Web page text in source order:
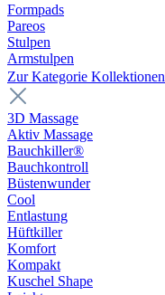
Formpads
Pareos
Stulpen
Armstulpen
Zur Kategorie Kollektionen
3D Massage
Aktiv Massage
Bauchkiller®
Bauchkontroll
Büstenwunder
Cool
Entlastung
Hüftkiller
Komfort
Kompakt
Kuschel Shape